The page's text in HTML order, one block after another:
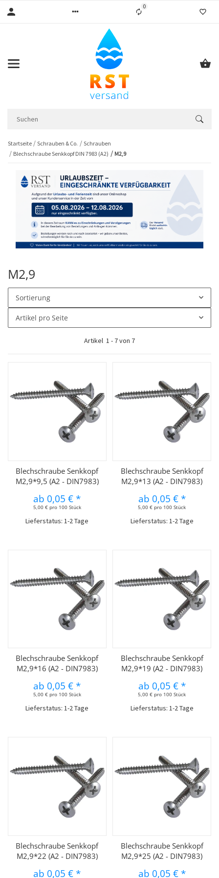
0Liste ist leer
Startseite Schrauben & Co.
Schrauben
Blechschraube Senkkopf DIN 7983 (A2)
M2,9
M2,9
Sortierung
Artikel pro Seite
Artikel 1 - 7von 7
Blechschraube Senkkopf
M2,9*9,5 (A2 - DIN7983)
ab 0,05 € *
5,00 € pro 100 Stück
Lieferstatus: 1-2 Tage
Blechschraube Senkkopf
M2,9*13 (A2 - DIN7983)
ab 0,05 € *
5,00 € pro 100 Stück
Lieferstatus: 1-2 Tage
Blechschraube Senkkopf
M2,9*16 (A2 - DIN7983)
ab 0,05 € *
5,00 € pro 100 Stück
Lieferstatus: 1-2 Tage
Blechschraube Senkkopf
M2,9*19 (A2 - DIN7983)
ab 0,05 € *
5,00 € pro 100 Stück
Lieferstatus: 1-2 Tage
Blechschraube Senkkopf
M2,9*22 (A2 - DIN7983)
ab 0,05 € *
Blechschraube Senkkopf
M2,9*25 (A2 - DIN7983)
ab 0,05 € *